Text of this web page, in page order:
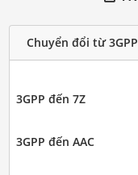
Chuyển đổi từ 3GPP
3GPP đến 7Z
3GPP đến AAC